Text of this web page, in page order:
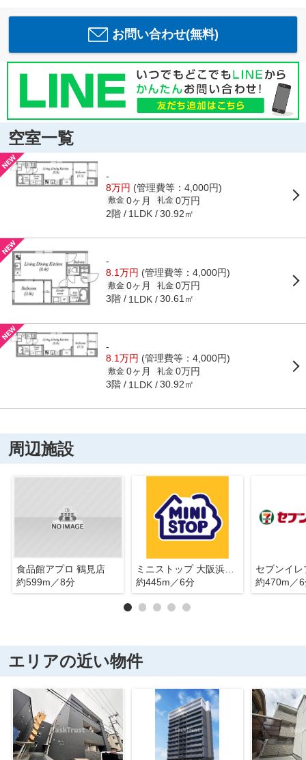
お問い合わせ(無料)
空室一覧
-
8万円 (管理費等：4,000円)
敷金 0ヶ月 礼金 0万円
2階 1LDK 30.92㎡
-
8.1万円 (管理費等：4,000円)
敷金 0ヶ月 礼金 0万円
3階 1LDK 30.61㎡
-
8.1万円 (管理費等：4,000円)
敷金 0ヶ月 礼金 0万円
3階 1LDK 30.92㎡
周辺施設
食品館アプロ 鶴見店
約599m／8分
ミニストップ 大阪浜2丁目店
約445m／6分
約470m／
エリアの近い物件